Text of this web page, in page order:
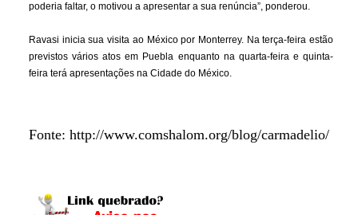
poderia faltar, o motivou a apresentar a sua renúncia”, ponderou.
Ravasi inicia sua visita ao México por Monterrey. Na terça-feira estão
previstos vários atos em Puebla enquanto na quarta-feira e quinta-
feira terá apresentações na Cidade do México.
Fonte: http://www.comshalom.org/blog/carmadelio/